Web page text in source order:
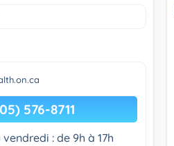
576-8711
: de 9h à 17h